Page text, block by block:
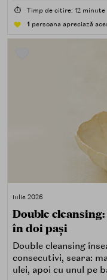
⏱️ Timp de citire: 12 minute
1 persoana apreciază
iulie 2026
Double
în doi pași
Double cleansing
consecutivi, seara:
ulei, apoi cu unul pe